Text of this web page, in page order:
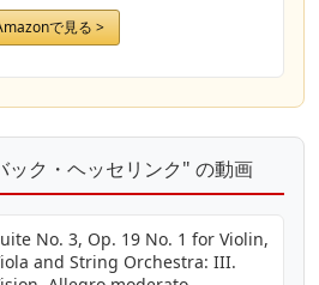
allegro
で見る >
ック・ヘッセリンク" の動画
No. 3, Op. 19 No. 1 for Violin,
and String Orchestra: III.